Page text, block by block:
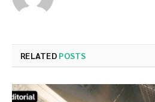
RELATED POSTS